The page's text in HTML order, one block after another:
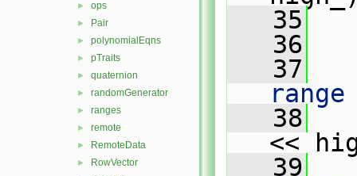
► ops
► Pair
► polynomialEqns
► pTraits
► quaternion
► randomGenerator
► ranges
► remote
► RemoteData
► RowVector
   35
   36
   37
   38
<<
   39